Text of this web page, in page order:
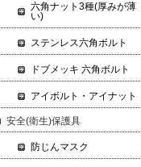
六角ナット3種(厚みが薄
い)
ステンレス六角ボルト
ドブメッキ 六角ボルト
アイボルト・アイナット
安全(衛生)保護具
防じんマスク